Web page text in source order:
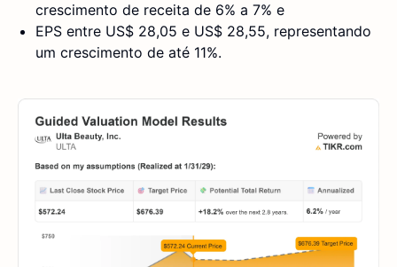
crescimento de receita de 6% a 7% e
EPS entre US$ 28,05 e US$ 28,55, representando
um crescimento de até 11%.